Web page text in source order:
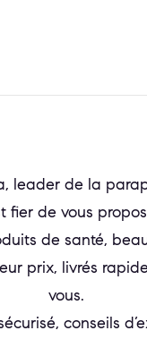
leader de la
fier de vous
de santé,
prix, livrés
vous.
conseils